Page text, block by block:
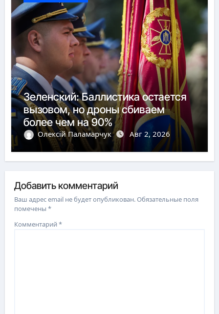
Зеленский: Баллистика остается
вызовом, но дроны сбиваем
более чем на 90%
Олексій Паламарчук Авг 2, 2026
Добавить комментарий
Ваш адрес email не будет опубликован.Обязательные поля
помечены*
Комментарий*